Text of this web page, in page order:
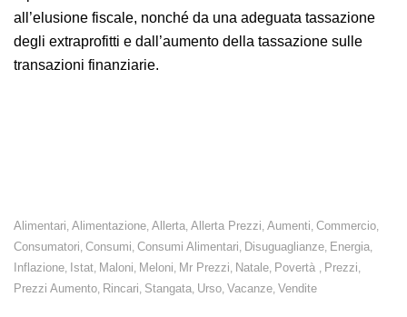
all’elusione fiscale, nonché da una adeguata tassazione
degli extraprofitti e dall’aumento della tassazione sulle
transazioni finanziarie.
Alimentari, Alimentazione, Allerta, Allerta Prezzi, Aumenti, Commercio,
Consumatori, Consumi, Consumi Alimentari, Disuguaglianze, Energia,
Inflazione, Istat, Maloni, Meloni, Mr Prezzi, Natale, Povertà , Prezzi,
Prezzi Aumento, Rincari, Stangata, Urso, Vacanze, Vendite